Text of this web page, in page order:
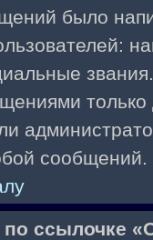
было
только
сообщений.
ссылочке